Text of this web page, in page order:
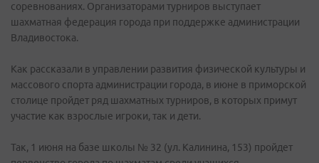
соревнованиях. Организаторами турниров выступает
шахматная федерация города при поддержке администрации
Владивостока.
Как рассказали в управлении развития физической культуры и
массового спорта администрации города, в июне в приморской
столице пройдет ряд шахматных турниров, в которых примут
участие как взрослые игроки, так и дети.
Так, 1 июня на базе школы № 32 (ул. Калинина, 153) пройдет